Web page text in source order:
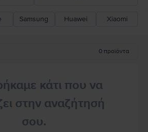
Samsung Huawei Xiaomi
0 προϊόντα
κάτι που να
στην αναζήτησή
σου.